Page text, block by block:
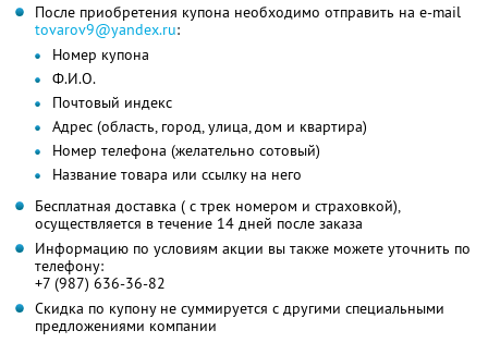
После приобретения купона необходимо отправить на e-mail
tovarov9@yandex.ru:
Номер купона
Ф.И.О.
Почтовый индекс
Адрес (область, город, улица, дом и квартира)
Номер телефона (желательно сотовый)
Название товара или ссылку на него
Бесплатная доставка ( с трек номером и страховкой),
осуществляется в течение 14 дней после заказа
Информацию по условиям акции вы также можете уточнить по
телефону:
+7 (987) 636-36-82
Скидка по купону не суммируется с другими специальными
предложениями компании